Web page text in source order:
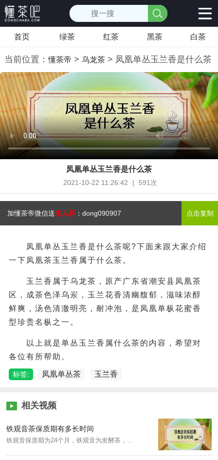
首页 绿茶 红茶 黑茶 白茶
当前位置：懂茶帝 > 乌龙茶> 凤凰单丛玉兰香是什么茶
凤凰单丛玉兰香是什么茶
2021-10-22 11:26:42 | 591次
加懂茶帝微信送主人杯： dong090907 点击复制
凤凰单丛玉兰香是什么茶呢?下面来跟大家介绍
一下凤凰茶玉兰香属于什么茶。
玉兰香属于乌龙茶，原产广东省潮安县凤凰茶
区，成茶色泽乌岽，玉兰花香清幽馥郁，滋味浓醇
鲜爽，汤色清澈明亮，耐冲泡，是凤凰单枞花蜜香
型珍贵名枞之一。
以上就是单丛玉兰香属什么茶的内容，希望对
各位有所帮助。
标签: 凤凰单丛茶 玉兰香
相关视频
铁观音茶保质期有多长时间